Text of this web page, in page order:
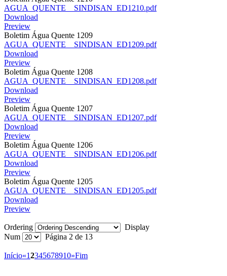
AGUA_QUENTE__SINDISAN_ED1210.pdf
Download
Preview
Boletim Água Quente 1209
AGUA_QUENTE__SINDISAN_ED1209.pdf
Download
Preview
Boletim Água Quente 1208
AGUA_QUENTE__SINDISAN_ED1208.pdf
Download
Preview
Boletim Água Quente 1207
AGUA_QUENTE__SINDISAN_ED1207.pdf
Download
Preview
Boletim Água Quente 1206
AGUA_QUENTE__SINDISAN_ED1206.pdf
Download
Preview
Boletim Água Quente 1205
AGUA_QUENTE__SINDISAN_ED1205.pdf
Download
Preview
Ordering
Display
Num
Página 2 de 13
Início«12345678910»Fim